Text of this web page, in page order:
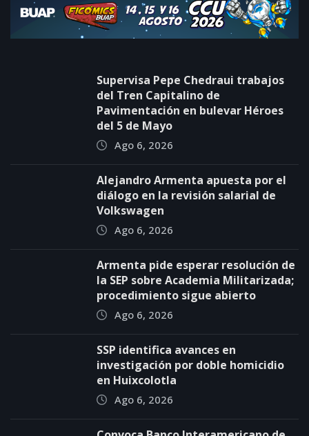
Supervisa Pepe Chedraui trabajos
del Tren Capitalino de
Pavimentación en bulevar Héroes
del 5 de Mayo
Ago 6, 2026
Alejandro Armenta apuesta por el
diálogo en la revisión salarial de
Volkswagen
Ago 6, 2026
Armenta pide esperar resolución de
la SEP sobre Academia Militarizada;
procedimiento sigue abierto
Ago 6, 2026
SSP identifica avances en
investigación por doble homicidio
en Huixcolotla
Ago 6, 2026